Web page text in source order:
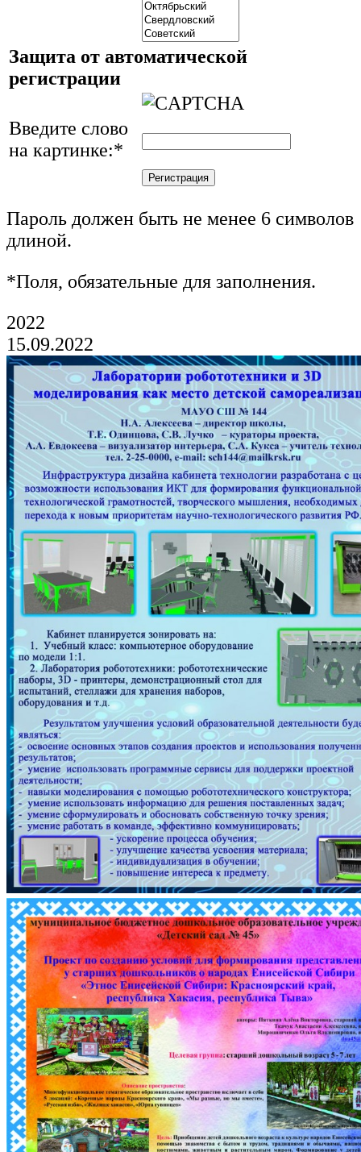
Защита от автоматической
регистрации
Введите слово
на картинке:*
Пароль должен быть не менее 6 символов
длиной.
*Поля, обязательные для заполнения.
2022
15.09.2022